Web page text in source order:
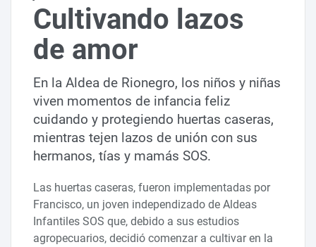
Cultivando lazos
de amor
En la Aldea de Rionegro, los niños y niñas
viven momentos de infancia feliz
cuidando y protegiendo huertas caseras,
mientras tejen lazos de unión con sus
hermanos, tías y mamás SOS.
Las huertas caseras, fueron implementadas por
Francisco, un joven independizado de Aldeas
Infantiles SOS que, debido a sus estudios
agropecuarios, decidió comenzar a cultivar en la